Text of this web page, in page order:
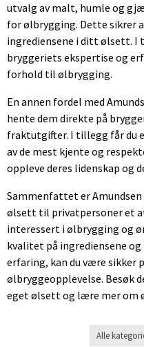
utvalg av malt, humle og
for ølbrygging. Dette sikrer
ingrediensene i ditt ølsett. I
bryggeriets ekspertise og
forhold til ølbrygging.
En annen fordel med
hente dem direkte på
fraktutgifter. I tillegg får du
av de mest kjente og
oppleve deres lidenskap og
Sammenfattet er
ølsett til privatpersoner et
interessert i ølbrygging og
kvalitet på ingrediensene
erfaring, kan du være sikker
ølbryggeopplevelse. Besøk
eget ølsett og lære mer om